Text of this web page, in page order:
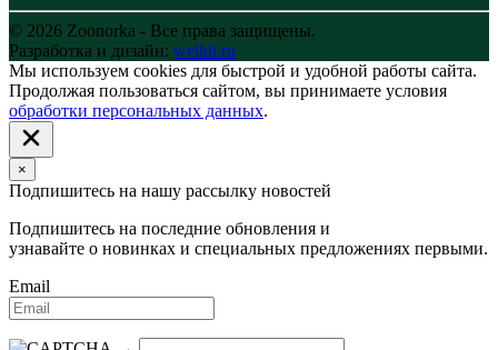
© 2026 Zoonorka - Все права защищены.
Разработка и дизайн: welldi.ru
Мы используем cookies для быстрой и удобной работы сайта.
Продолжая пользоваться сайтом, вы принимаете условия
обработки персональных данных.
×
Подпишитесь на нашу рассылку новостей
Подпишитесь на последние обновления и
узнавайте о новинках и специальных предложениях первыми.
Email